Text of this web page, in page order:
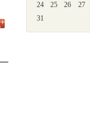
24
25 26 27
31